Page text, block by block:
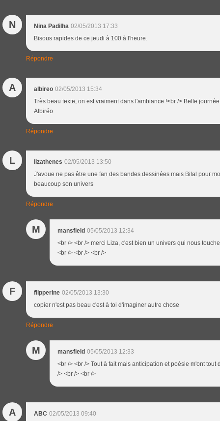
N Nina Padilha 02/05/2013 17:33
Bisous rapides de ce jeudi à 100 à l'heure.
Répondre
A albireo 02/05/2013 15:34
Très beau texte, on est vraiment dans l'ambiance !<br /> Belle
Albiréo
Répondre
L lizathenes 02/05/2013 13:50
J'avoue ne pas être une fan des bandes dessinées mais Bilal pour
beaucoup son univers
Répondre
M mansfield 05/05/2013 12:34
<br /> <br /> merci Liza, c'est bien un univers qui nous
<br /> <br /> <br />
F flipperine 02/05/2013 13:30
copier n'est pas beau c'est à toi d'imaginer autre chose
Répondre
M mansfield 05/05/2013 12:33
<br /> <br /> Tout à fait mais anticipation et poésie m'ont tout
/> <br /> <br />
A ABC 02/05/2013 09:40